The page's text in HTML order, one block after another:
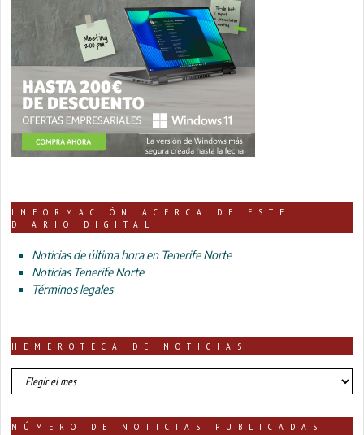
INFORMACIÓN ACERCA DE ESTE
DIARIO DIGITAL
Noticias de última hora en Tenerife Norte
Noticias Tenerife Norte
Términos legales
HEMEROTECA DE NOTICIAS
HEMEROTECA
DE
NÚMERO DE NOTICIAS PUBLICADAS